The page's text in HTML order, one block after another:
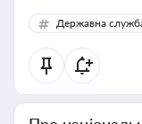
Державна